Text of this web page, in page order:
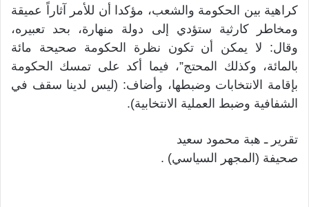
كراهية بين الحكومة والشعب، مؤكدا أن للأمر آثاراً عميقة
ومخاطر كارثية ستؤدي إلى دولة منهارة، بحد تعبيره،
وقال: لا يمكن أن تكون نظرة الحكومة صحيحة مائة
بالمائة، وكذلك المحتج”، فيما أكد على تمسك الحكومة
بإقامة الانتخابات وضبطها، وأضاف: (ليس لدينا سقف في
الشفافية وضبط العملية الانتخابية).
تقرير ـ هبة محمود سعيد
صحيفة (المجهر السياسي) .